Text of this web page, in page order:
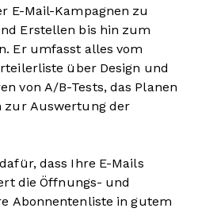
E-Mail-Kampagnen zu
Erstellen bis hin zum
Er umfasst alles vom
über Design und
von A/B-Tests, das Planen
zur Auswertung der
dass Ihre E-Mails
die Öffnungs- und
Abonnentenliste in gutem